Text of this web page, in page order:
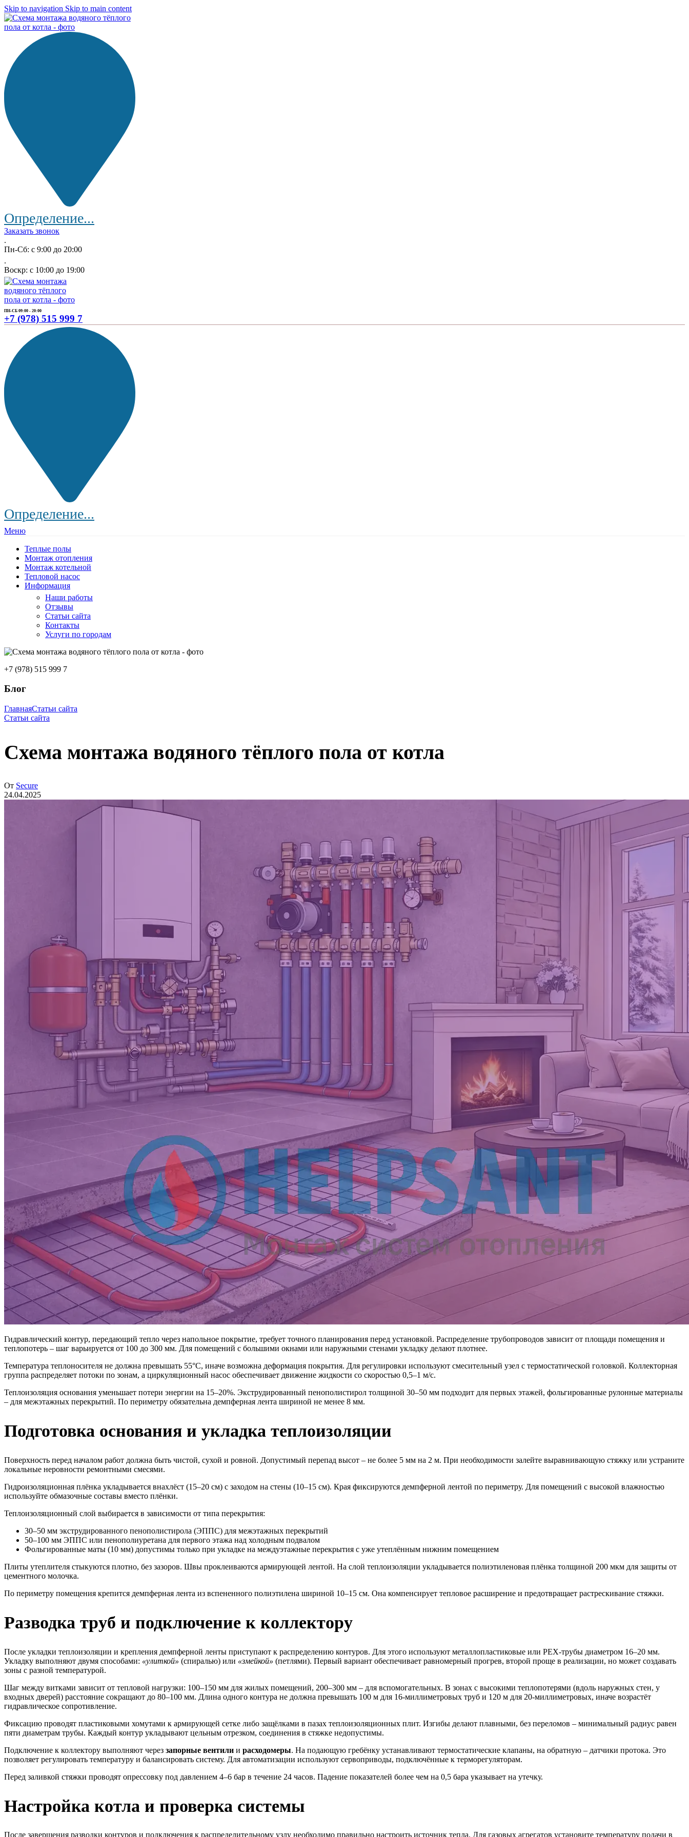
Skip to navigation Skip to main content
Определение...
Заказать звонок
.
Пн-Сб: с 9:00 до 20:00
.
Воскр: с 10:00 до 19:00
ПН-СБ 09:00 - 20:00
+7 (978) 515 999 7
Определение...
Меню
Теплые полы
Монтаж отопления
Монтаж котельной
Тепловой насос
Информация
Наши работы
Отзывы
Статьи сайта
Контакты
Услуги по городам
+7 (978) 515 999 7
Блог
ГлавнаяСтатьи сайта
Статьи сайта
Схема монтажа водяного тёплого пола от котла
От Secure
24.04.2025
Гидравлический контур, передающий тепло через напольное покрытие, требует точного планирования перед установкой. Распределение трубопроводов зависит от площади помещения и
теплопотерь – шаг варьируется от 100 до 300 мм. Для помещений с большими окнами или наружными стенами укладку делают плотнее.
Температура теплоносителя не должна превышать 55°C, иначе возможна деформация покрытия. Для регулировки используют смесительный узел с термостатической головкой. Коллекторная
группа распределяет потоки по зонам, а циркуляционный насос обеспечивает движение жидкости со скоростью 0,5–1 м/с.
Теплоизоляция основания уменьшает потери энергии на 15–20%. Экструдированный пенополистирол толщиной 30–50 мм подходит для первых этажей, фольгированные рулонные материалы
– для межэтажных перекрытий. По периметру обязательна демпферная лента шириной не менее 8 мм.
Подготовка основания и укладка теплоизоляции
Поверхность перед началом работ должна быть чистой, сухой и ровной. Допустимый перепад высот – не более 5 мм на 2 м. При необходимости залейте выравнивающую стяжку или устраните
локальные неровности ремонтными смесями.
Гидроизоляционная плёнка укладывается внахлёст (15–20 см) с заходом на стены (10–15 см). Края фиксируются демпферной лентой по периметру. Для помещений с высокой влажностью
используйте обмазочные составы вместо плёнки.
Теплоизоляционный слой выбирается в зависимости от типа перекрытия:
30–50 мм экструдированного пенополистирола (ЭППС) для межэтажных перекрытий
50–100 мм ЭППС или пенополиуретана для первого этажа над холодным подвалом
Фольгированные маты (10 мм) допустимы только при укладке на междуэтажные перекрытия с уже утеплённым нижним помещением
Плиты утеплителя стыкуются плотно, без зазоров. Швы проклеиваются армирующей лентой. На слой теплоизоляции укладывается полиэтиленовая плёнка толщиной 200 мкм для защиты от
цементного молочка.
По периметру помещения крепится демпферная лента из вспененного полиэтилена шириной 10–15 см. Она компенсирует тепловое расширение и предотвращает растрескивание стяжки.
Разводка труб и подключение к коллектору
После укладки теплоизоляции и крепления демпферной ленты приступают к распределению контуров. Для этого используют металлопластиковые или PEX-трубы диаметром 16–20 мм.
Укладку выполняют двумя способами: «улиткой» (спиралью) или «змейкой» (петлями). Первый вариант обеспечивает равномерный прогрев, второй проще в реализации, но может создавать
зоны с разной температурой.
Шаг между витками зависит от тепловой нагрузки: 100–150 мм для жилых помещений, 200–300 мм – для вспомогательных. В зонах с высокими теплопотерями (вдоль наружных стен, у
входных дверей) расстояние сокращают до 80–100 мм. Длина одного контура не должна превышать 100 м для 16-миллиметровых труб и 120 м для 20-миллиметровых, иначе возрастёт
гидравлическое сопротивление.
Фиксацию проводят пластиковыми хомутами к армирующей сетке либо защёлками в пазах теплоизоляционных плит. Изгибы делают плавными, без переломов – минимальный радиус равен
пяти диаметрам трубы. Каждый контур укладывают цельным отрезком, соединения в стяжке недопустимы.
Подключение к коллектору выполняют через запорные вентили и расходомеры. На подающую гребёнку устанавливают термостатические клапаны, на обратную – датчики протока. Это
позволяет регулировать температуру и балансировать систему. Для автоматизации используют сервоприводы, подключённые к терморегуляторам.
Перед заливкой стяжки проводят опрессовку под давлением 4–6 бар в течение 24 часов. Падение показателей более чем на 0,5 бара указывает на утечку.
Настройка котла и проверка системы
После завершения разводки контуров и подключения к распределительному узлу необходимо правильно настроить источник тепла. Для газовых агрегатов установите температуру подачи в